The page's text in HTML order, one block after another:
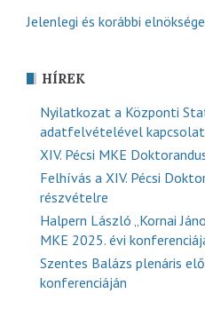
Jelenlegi és korábbi
HÍREK
Nyilatkozat a Központi
adatfelvételével
XIV. Pécsi MKE
Felhívás a XIV. Pécsi
részvételre
Halpern László „Kornai
MKE 2025. évi
Szentes Balázs plenáris
konferenciáján